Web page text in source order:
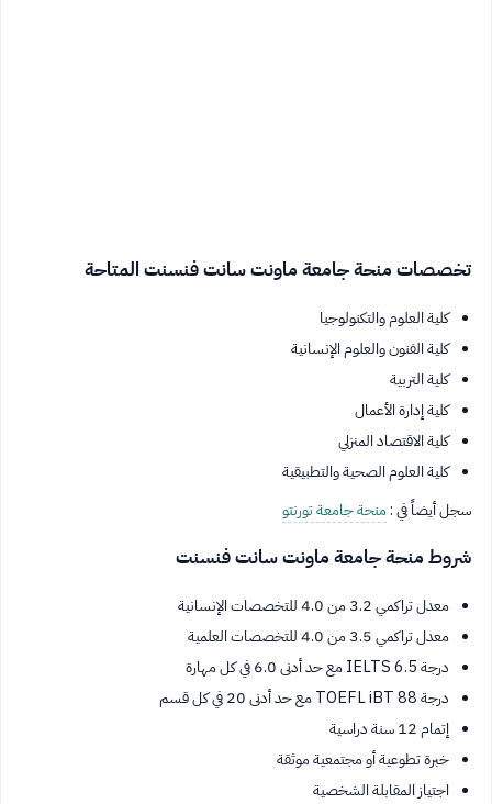
تخصصات منحة جامعة ماونت سانت فنسنت المتاحة
كلية العلوم والتكنولوجيا
كلية الفنون والعلوم الإنسانية
كلية التربية
كلية إدارة الأعمال
كلية الاقتصاد المنزلي
كلية العلوم الصحية والتطبيقية
سجل أيضاً في :منحة جامعة تورنتو
شروط منحة جامعة ماونت سانت فنسنت
معدل تراكمي 3.2 من 4.0 للتخصصات الإنسانية
معدل تراكمي 3.5 من 4.0 للتخصصات العلمية
درجة IELTS 6.5 مع حد أدنى 6.0 في كل مهارة
درجة TOEFL iBT 88 مع حد أدنى 20 في كل قسم
إتمام 12 سنة دراسية
خبرة تطوعية أو مجتمعية موثقة
اجتياز المقابلة الشخصية